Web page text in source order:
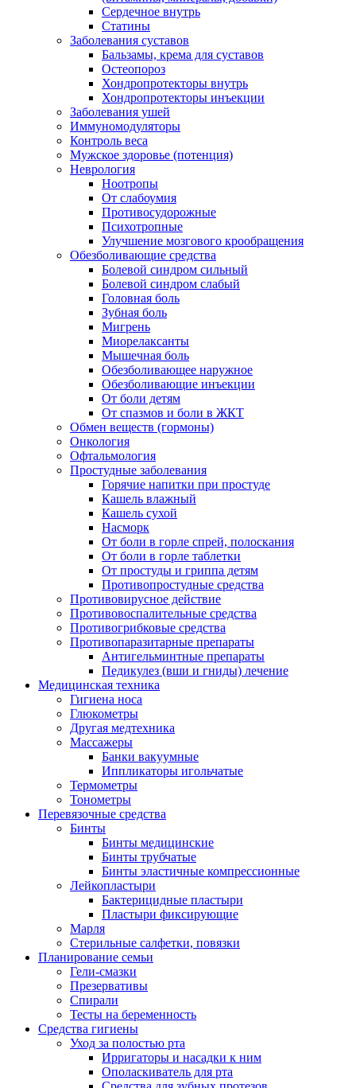
Сердечное внутрь
Статины
Заболевания суставов
Бальзамы, крема для суставов
Остеопороз
Хондропротекторы внутрь
Хондропротекторы инъекции
Заболевания ушей
Иммуномодуляторы
Контроль веса
Мужское здоровье (потенция)
Неврология
Ноотропы
От слабоумия
Противосудорожные
Психотропные
Улучшение мозгового крообращения
Обезболивающие средства
Болевой синдром сильный
Болевой синдром слабый
Головная боль
Зубная боль
Мигрень
Миорелаксанты
Мышечная боль
Обезболивающее наружное
Обезболивающие инъекции
От боли детям
От спазмов и боли в ЖКТ
Обмен веществ (гормоны)
Онкология
Офтальмология
Простудные заболевания
Горячие напитки при простуде
Кашель влажный
Кашель сухой
Насморк
От боли в горле спрей, полоскания
От боли в горле таблетки
От простуды и гриппа детям
Противопростудные средства
Противовирусное действие
Противовоспалительные средства
Противогрибковые средства
Противопаразитарные препараты
Антигельминтные препараты
Педикулез (вши и гниды) лечение
Медицинская техника
Гигиена носа
Глюкометры
Другая медтехника
Массажеры
Банки вакуумные
Иппликаторы игольчатые
Термометры
Тонометры
Перевязочные средства
Бинты
Бинты медицинские
Бинты трубчатые
Бинты эластичные компрессионные
Лейкопластыри
Бактерицидные пластыри
Пластыри фиксирующие
Марля
Стерильные салфетки, повязки
Планирование семьи
Гели-смазки
Презервативы
Спирали
Тесты на беременность
Средства гигиены
Уход за полостью рта
Ирригаторы и насадки к ним
Ополаскиватель для рта